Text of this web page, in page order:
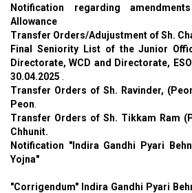
Notification regarding
Allowance
Transfer Orders/Adujustment of Sh.
Final Seniority List of the Junior
Directorate, WCD and Directorate,
30.04.2025
Transfer Orders of Sh. Ravinder,
Peon
Transfer Orders of Sh. Tikkam Ram
Chhunit.
Notification "Indira Gandhi Pyari
Yojna"
"Corrigendum" Indira Gandhi Pyari